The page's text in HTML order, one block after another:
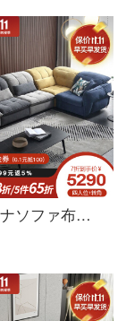
ソフィーナソファ布芸ソファー北欧現代ソファ角布芸ソファー小部屋型ソファシンプルソファー三人